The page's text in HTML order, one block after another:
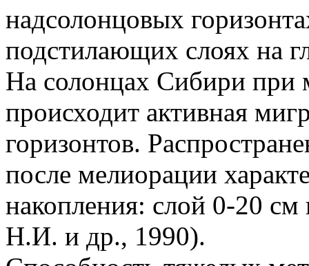
надсолонцовых
подстилающих слоях на
На солонцах Сибири при
происходит активная
горизонтов.
после мелиорации
накопления: слой 0-20
Н.И. и др., 1990).